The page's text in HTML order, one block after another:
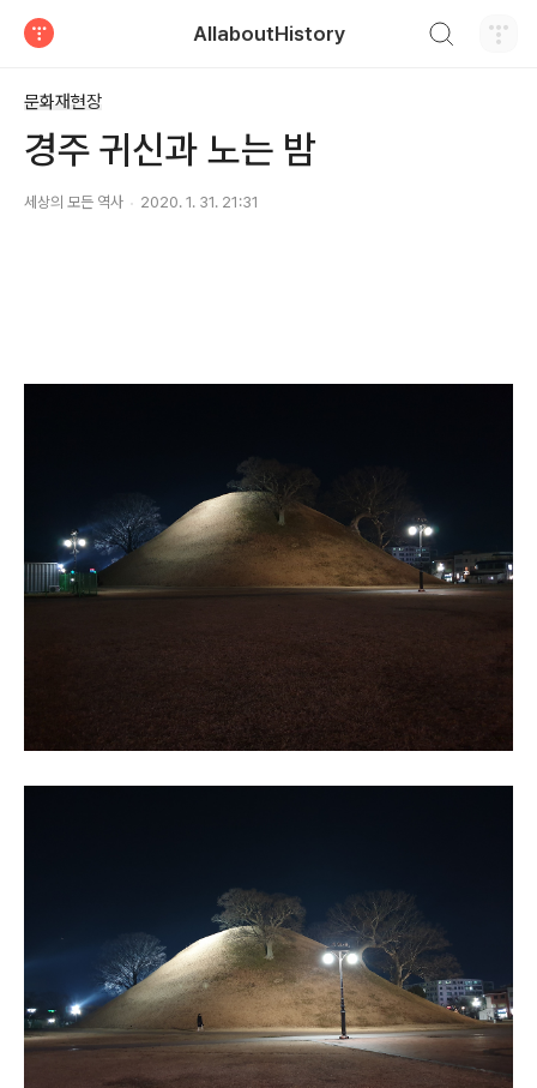
AllaboutHistory
문화재현장
경주 귀신과 노는 밤
세상의 모든 역사 2020. 1. 31. 21:31